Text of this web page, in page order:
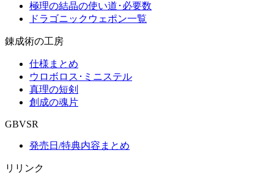
極理の結晶の使い道･必要数
ドラゴニックウェポン一覧
錬成術の工房
仕様まとめ
ウロボロス･ミニステル
真理の短剣
創成の魂片
GBVSR
発売日/特典内容まとめ
リリンク